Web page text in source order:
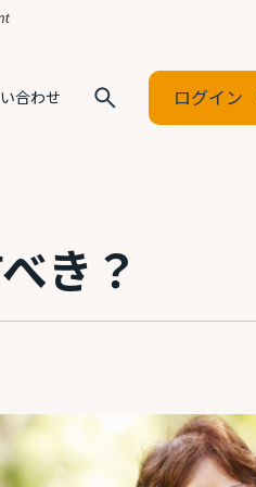
合わせ ログイン
き？